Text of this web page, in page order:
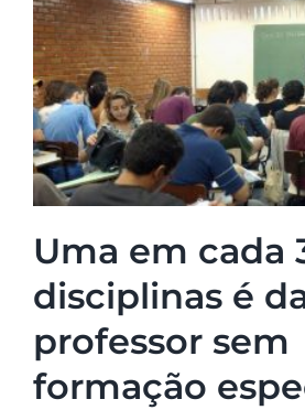
Uma em cada
disciplinas é
professor sem
formação